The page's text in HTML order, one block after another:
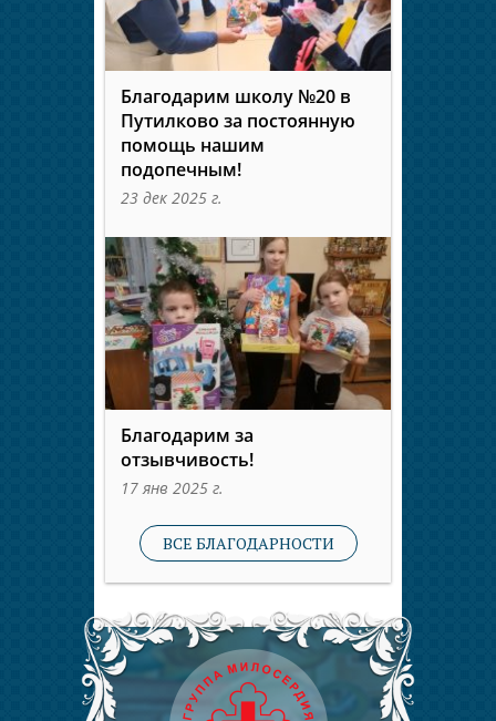
Благодарим школу №20 в
Путилково за постоянную
помощь нашим
подопечным!
23 дек 2025 г.
Благодарим за
отзывчивость!
17 янв 2025 г.
ВСЕ БЛАГОДАРНОСТИ